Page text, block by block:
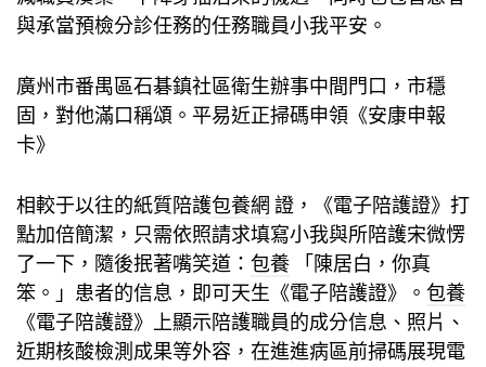
與承當預檢分診任務的任務職員小我平安。
廣州市番禺區石碁鎮社區衛生辦事中間門口，市穩
固，對他滿口稱頌。平易近正掃碼申領《安康申報
卡》
相較于以往的紙質陪護包養網 證，《電子陪護證》打
點加倍簡潔，只需依照請求填寫小我與所陪護宋微愣
了一下，隨後抿著嘴笑道： 包養 「陳居白，你真
笨。」患者的信息，即可天生《電子陪護證》。 包養
《電子陪護證》上顯示陪護職員的成分信息、照片、
近期核酸檢測成果等外容，在進進病區前掃碼展現電